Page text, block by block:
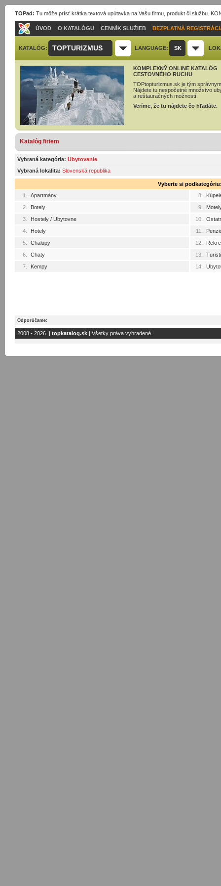
TOPad: Tu môže prísť krátka textová upútavka na Vašu firmu, produkt či službu.
ÚVOD O KATALÓGU CENNÍK SLUŽIEB BEZPLATNÁ
KATALÓG: TOPTURIZMUS LANGUAGE: SK
KOMPLEXNÝ ONLINE KATALÓG
CESTOVNÉHO RUCHU
TOPtopturizmus.sk je tým
Nájdete tu nespočetné množstvo
a reštauračných možností.
Veríme, že tu nájdete čo hľadáte.
Katalóg firiem
Vybraná kategória: Ubytovanie
Vybraná lokalita: Slovenská republika
Vyberte si
1.
Apartmány
2.
Botely
3.
Hostely / Ubytovne
4.
Hotely
5.
Chalupy
6.
Chaty
7.
Kempy
8.
9.
10.
11.
12.
13.
14.
Odporúčame:
2008 - 2026. | topkatalog.sk | Všetky práva vyhradené.